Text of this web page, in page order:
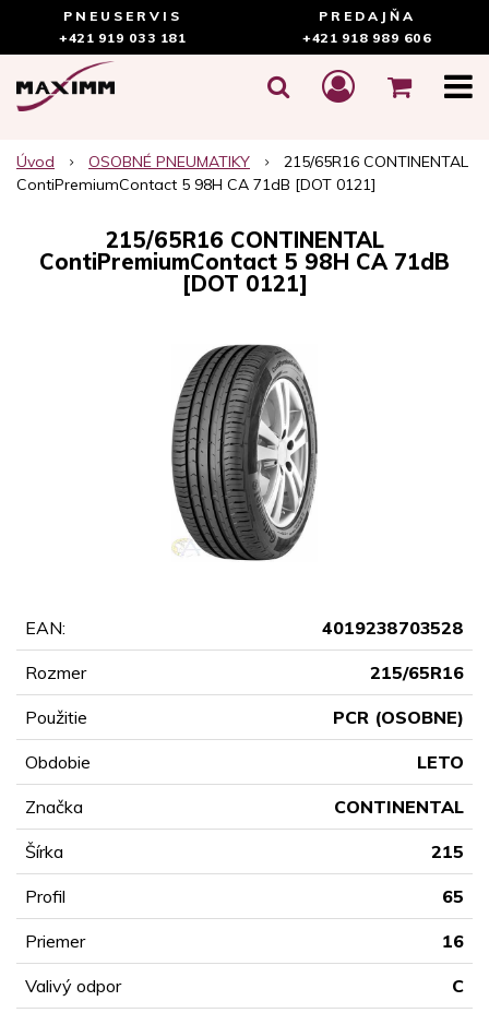
PNEUSERVIS
+421 919 033 181
PREDAJŇA
+421 918 989 606
Úvod OSOBNÉ PNEUMATIKY
215/65R16 CONTINENTAL
ContiPremiumContact 5 98H CA 71dB [DOT 0121]
215/65R16 CONTINENTAL
ContiPremiumContact 5 98H CA 71dB
[DOT 0121]
EAN: 4019238703528
Rozmer 215/65R16
Použitie PCR (OSOBNE)
Obdobie LETO
Značka CONTINENTAL
Šírka 215
Profil 65
Priemer 16
Valivý odpor C